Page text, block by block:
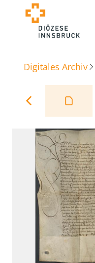
Digitales Archiv